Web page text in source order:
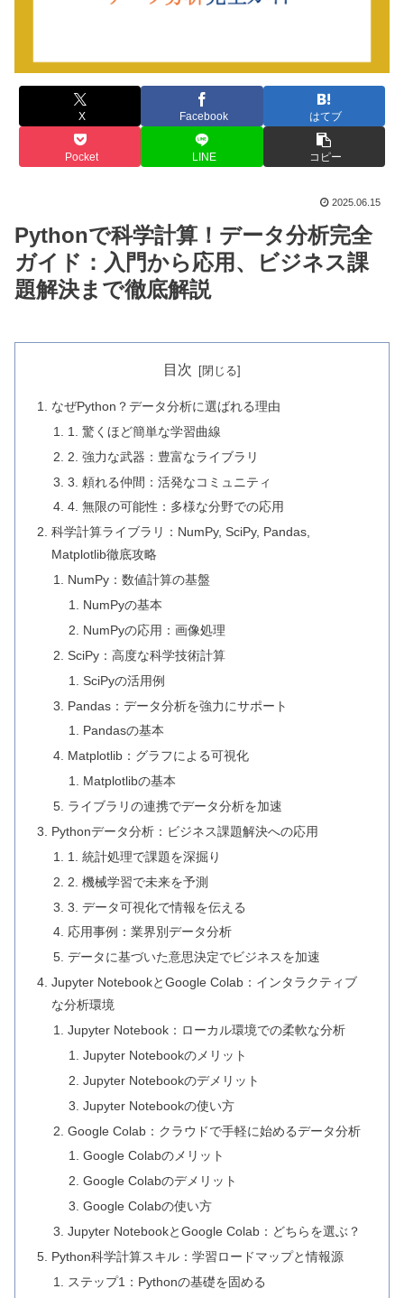
X Facebook はてブ
Pocket LINE コピー
2025.06.15
Pythonで科学計算！データ分析完全
ガイド：入門から応用、ビジネス課
題解決まで徹底解説
目次
なぜPython？データ分析に選ばれる理由
1. 驚くほど簡単な学習曲線
2. 強力な武器：豊富なライブラリ
3. 頼れる仲間：活発なコミュニティ
4. 無限の可能性：多様な分野での応用
科学計算ライブラリ：NumPy, SciPy, Pandas,
Matplotlib徹底攻略
NumPy：数値計算の基盤
NumPyの基本
NumPyの応用：画像処理
SciPy：高度な科学技術計算
SciPyの活用例
Pandas：データ分析を強力にサポート
Pandasの基本
Matplotlib：グラフによる可視化
Matplotlibの基本
ライブラリの連携でデータ分析を加速
Pythonデータ分析：ビジネス課題解決への応用
1. 統計処理で課題を深掘り
2. 機械学習で未来を予測
3. データ可視化で情報を伝える
応用事例：業界別データ分析
データに基づいた意思決定でビジネスを加速
Jupyter NotebookとGoogle Colab：インタラクティブ
な分析環境
Jupyter Notebook：ローカル環境での柔軟な分析
Jupyter Notebookのメリット
Jupyter Notebookのデメリット
Jupyter Notebookの使い方
Google Colab：クラウドで手軽に始めるデータ分析
Google Colabのメリット
Google Colabのデメリット
Google Colabの使い方
Jupyter NotebookとGoogle Colab：どちらを選ぶ？
Python科学計算スキル：学習ロードマップと情報源
ステップ1：Pythonの基礎を固める